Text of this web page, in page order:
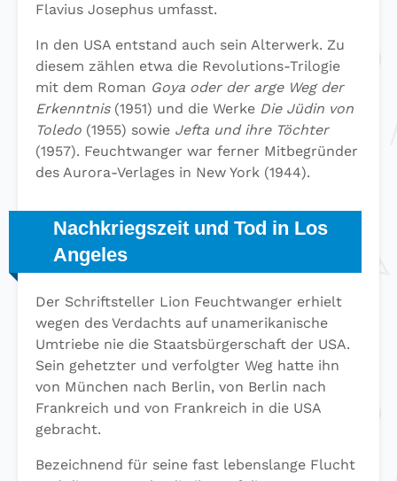
Flavius Josephus umfasst.
In den USA entstand auch sein Alterwerk. Zu
diesem zählen etwa die Revolutions-Trilogie
mit dem Roman Goya oder der arge Weg der
Erkenntnis(1951) und die Werke Die Jüdin von
Toledo (1955) sowie Jefta und ihre Töchter
(1957). Feuchtwanger war ferner Mitbegründer
des Aurora-Verlages in New York (1944).
Nachkriegszeit und Tod in Los
Angeles
Der Schriftsteller Lion Feuchtwanger erhielt
wegen des Verdachts auf unamerikanische
Umtriebe nie die Staatsbürgerschaft der USA.
Sein gehetzter und verfolgter Weg hatte ihn
von München nach Berlin, von Berlin nach
Frankreich und von Frankreich in die USA
gebracht.
Bezeichnend für seine fast lebenslange Flucht